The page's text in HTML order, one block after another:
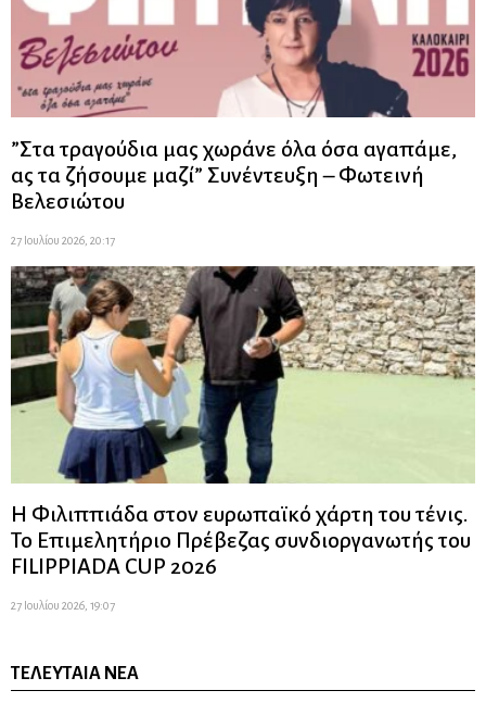
”Στα τραγούδια μας χωράνε όλα όσα αγαπάμε,
ας τα ζήσουμε μαζί” Συνέντευξη – Φωτεινή
Βελεσιώτου
27 Ιουλίου 2026, 20:17
Η Φιλιππιάδα στον ευρωπαϊκό χάρτη του τένις.
Το Επιμελητήριο Πρέβεζας συνδιοργανωτής του
FILIPPIADA CUP 2026
27 Ιουλίου 2026, 19:07
ΤΕΛΕΥΤΑΊΑ ΝΈΑ